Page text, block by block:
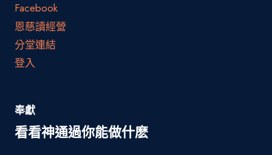
Facebook
恩慈讀經營
分堂連結
登入
奉獻
看看神通過你能做什麽